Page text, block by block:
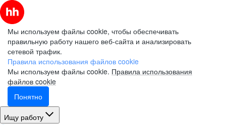
Мы используем файлы cookie, чтобы обеспечивать
правильную работу нашего веб-сайта и анализировать
сетевой трафик.
Правила использования файлов cookie
Мы используем файлы cookie. Правила использования
файлов cookie
Понятно
Ищу работу